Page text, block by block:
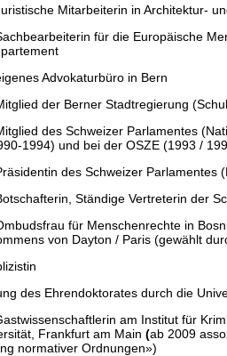
Mitarbeiterin in Architektur-
für die Europäische
Advokaturbüro in Bern
der Berner Stadtregierung
des Schweizer Parlamentes
1994) und bei der OSZE (1993 /
des Schweizer Parlamentes
Ständige Vertreterin der
für Menschenrechte in
von Dayton / Paris (gewählt
des Ehrendoktorates durch die
am Institut für
Frankfurt am Main (ab 2009
normativer Ordnungen»)